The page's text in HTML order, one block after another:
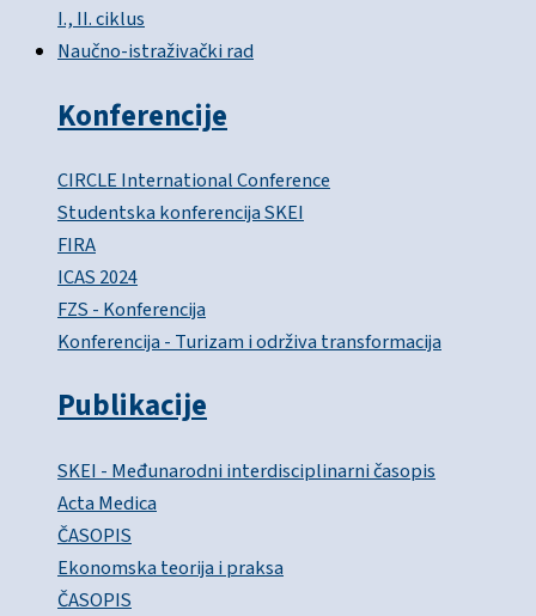
I., II. ciklus
Naučno-istraživački rad
Konferencije
CIRCLE International Conference
Studentska konferencija SKEI
FIRA
ICAS 2024
FZS - Konferencija
Konferencija - Turizam i održiva transformacija
Publikacije
SKEI - Međunarodni interdisciplinarni časopis
Acta Medica
ČASOPIS
Ekonomska teorija i praksa
ČASOPIS